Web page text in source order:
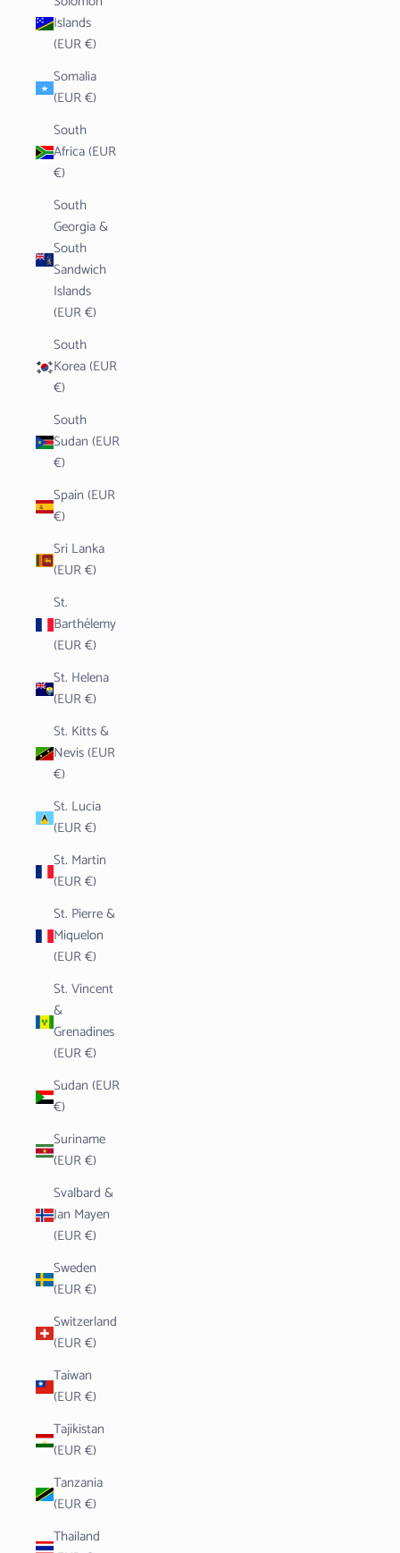
Islands
(EUR €)
Somalia
(EUR €)
South
Africa (EUR
€)
South
Georgia &
South
Sandwich
Islands
(EUR €)
South
Korea (EUR
€)
South
Sudan (EUR
€)
Spain (EUR
€)
Sri Lanka
(EUR €)
St.
Barthélemy
(EUR €)
St. Helena
(EUR €)
St. Kitts &
Nevis (EUR
€)
St. Lucia
(EUR €)
St. Martin
(EUR €)
St. Pierre &
Miquelon
(EUR €)
St. Vincent
&
Grenadines
(EUR €)
Sudan (EUR
€)
Suriname
(EUR €)
Svalbard &
Jan Mayen
(EUR €)
Sweden
(EUR €)
Switzerland
(EUR €)
Taiwan
(EUR €)
Tajikistan
(EUR €)
Tanzania
(EUR €)
Thailand